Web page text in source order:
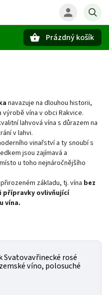
Prázdný košík
navazuje na dlouhou historii,
vína v obci Rakvice.
lahvová vína s důrazem na
v lahvi.
vinařství a ty snoubí s
jsou zajímavá a
u toho nejnáročnějšího
základu, tj. vína bez
přípravky ovlivňující
vína.
Svatovavřinecké rosé
víno, polosuché